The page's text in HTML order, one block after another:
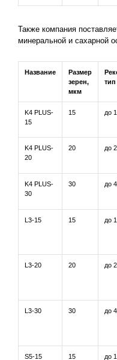
Также компания
минеральной и сахарной
Название
Размер
зерен,
мкм
тип
K4 PLUS-
15
15 до
K4 PLUS-
20
20 до
K4 PLUS-
30
30 до
L3-15 15 до
L3-20 20 до
L3-30 30 до
S5-15 15 до